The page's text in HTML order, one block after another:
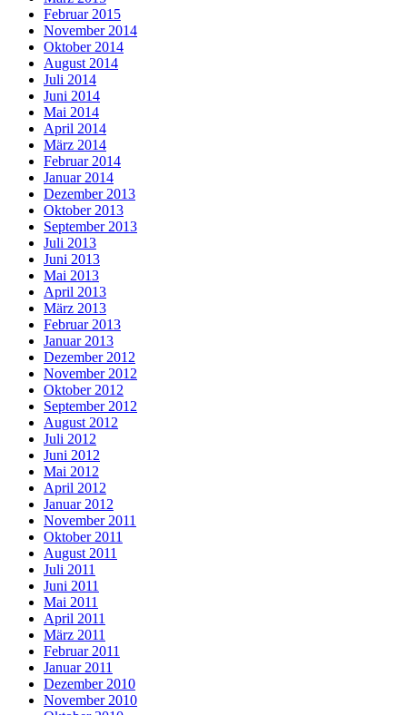
Februar 2015
November 2014
Oktober 2014
August 2014
Juli 2014
Juni 2014
Mai 2014
April 2014
März 2014
Februar 2014
Januar 2014
Dezember 2013
Oktober 2013
September 2013
Juli 2013
Juni 2013
Mai 2013
April 2013
März 2013
Februar 2013
Januar 2013
Dezember 2012
November 2012
Oktober 2012
September 2012
August 2012
Juli 2012
Juni 2012
Mai 2012
April 2012
Januar 2012
November 2011
Oktober 2011
August 2011
Juli 2011
Juni 2011
Mai 2011
April 2011
März 2011
Februar 2011
Januar 2011
Dezember 2010
November 2010